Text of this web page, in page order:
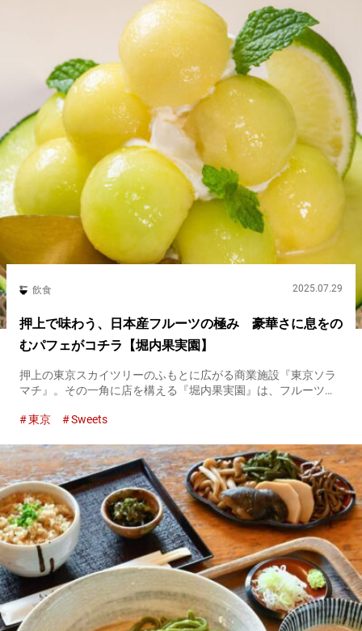
飲食 2025.07.29
押上で味わう、日本産フルーツの極み 豪華さに息をの
むパフェがコチラ【堀内果実園】
押上の東京スカイツリーのふもとに広がる商業施設『東京ソラ
マチ』。その一角に店を構える『堀内果実園』は、フルーツ専
ルーツを味わうためのスポットで、その魅力を五感で楽しめま
東京 Sweets